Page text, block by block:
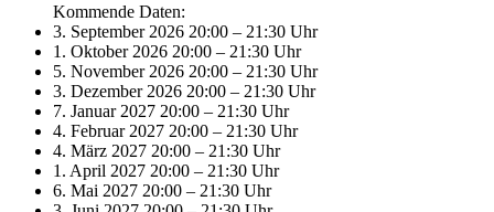
Kommende Daten:
3. September 2026 20:00 – 21:30 Uhr
1. Oktober 2026 20:00 – 21:30 Uhr
5. November 2026 20:00 – 21:30 Uhr
3. Dezember 2026 20:00 – 21:30 Uhr
7. Januar 2027 20:00 – 21:30 Uhr
4. Februar 2027 20:00 – 21:30 Uhr
4. März 2027 20:00 – 21:30 Uhr
1. April 2027 20:00 – 21:30 Uhr
6. Mai 2027 20:00 – 21:30 Uhr